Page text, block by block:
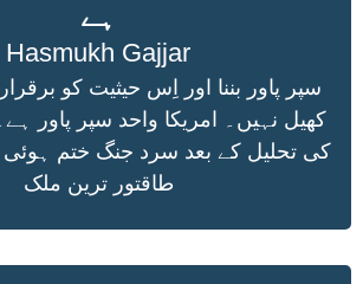
ہے
Hasmukh Gajjar
سپر پاور بننا اور اِس حیثیت کو
کھیل نہیں۔ امریکا واحد سپر پاور
کی تحلیل کے بعد سرد جنگ ختم ہوئی تو
طاقتور ترین ملک